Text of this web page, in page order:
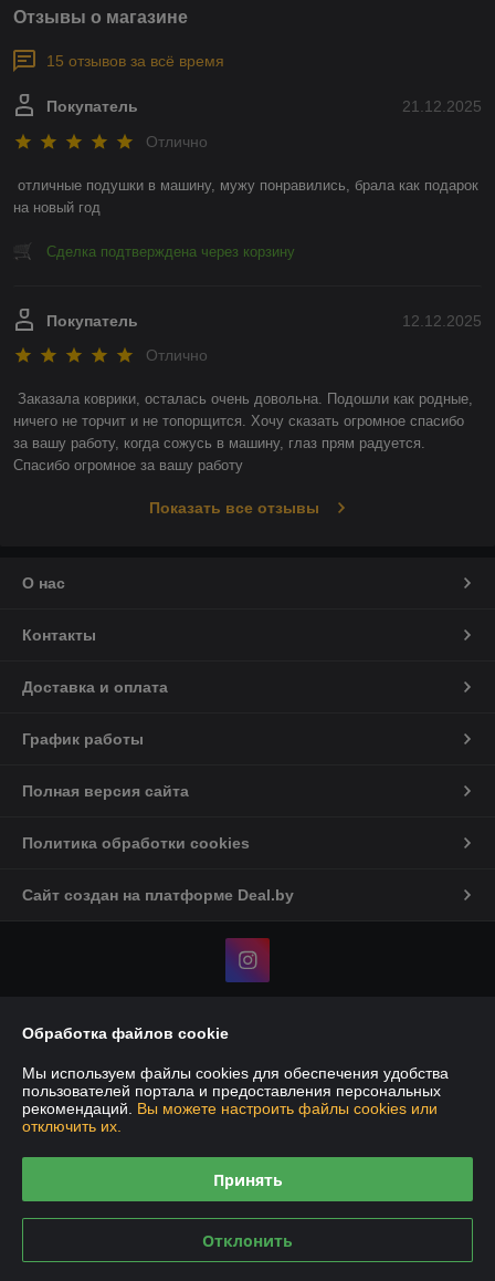
Отзывы о магазине
15 отзывов за всё время
21.12.2025
Покупатель
Отлично
отличные подушки в машину, мужу понравились, брала как подарок
на новый год
Сделка подтверждена через корзину
12.12.2025
Покупатель
Отлично
Заказала коврики, осталась очень довольна. Подошли как родные,
ничего не торчит и не топорщится. Хочу сказать огромное спасибо
за вашу работу, когда сожусь в машину, глаз прям радуется.
Спасибо огромное за вашу работу
Показать все отзывы
О нас
Контакты
Доставка и оплата
График работы
Полная версия сайта
Политика обработки cookies
Сайт создан на платформе Deal.by
Информация для покупателя
Юридическое лицо:ИП Говоруха Андрей Васильевич
Минская обл., Минский р-н, аг.Ждановичи, ул.Вокзальная, 29а
Регистрационный номер ЕГР: 191373649
УНП: 191373649
Регистрационный орган: исполком минского р-на
Дата регистрации компании: 31.01.2011
Ссылка на свидетельство/лицензию
Обработка файлов cookie
Мы используем файлы cookies для обеспечения удобства
пользователей портала и предоставления персональных
рекомендаций. Вы можете настроить файлы cookies или
отключить их.
Принять
Отклонить